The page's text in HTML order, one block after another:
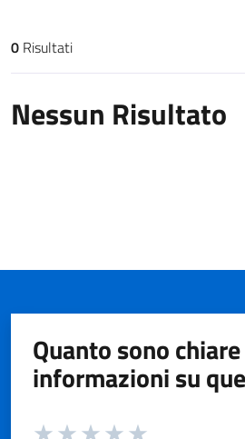
Risultati di ricerca
0 Risultati
Nessun Risultato
Quanto sono
informazioni su
Valuta da 1 a 5 stelle la pagina